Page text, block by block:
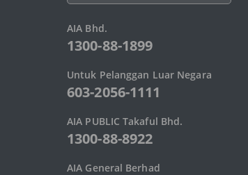
AIA Bhd.
1300-88-1899
Untuk Pelanggan Luar Negara
603-2056-1111
AIA PUBLIC Takaful Bhd.
1300-88-8922
AIA General Berhad